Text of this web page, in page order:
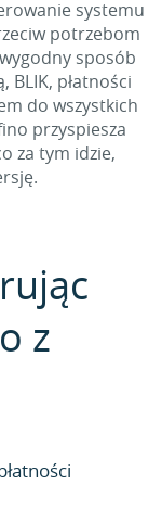
systemu
potrzebom
sposób
BLIK, płatności
do wszystkich
przyspiesza
za tym idzie,
z